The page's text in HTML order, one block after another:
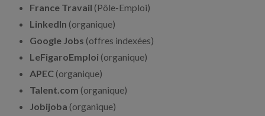
France Travail (Pôle-Emploi)
LinkedIn (organique)
Google Jobs (offres indexées)
LeFigaroEmploi (organique)
APEC (organique)
Talent.com (organique)
Jobijoba (organique)